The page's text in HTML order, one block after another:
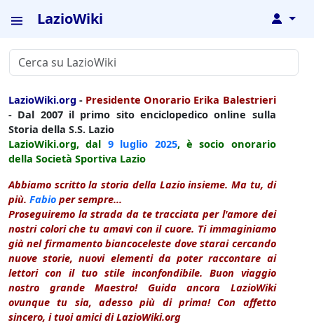
LazioWiki ↓
LazioWiki.org - Presidente Onorario Erika Balestrieri
- Dal 2007 il primo sito enciclopedico online sulla
Storia della S.S. Lazio
LazioWiki.org, dal 9 luglio 2025, è socio onorario
della Società Sportiva Lazio
Abbiamo scritto la storia della Lazio insieme. Ma tu, di
più. Fabio per sempre...
Proseguiremo la strada da te tracciata per l'amore dei
nostri colori che tu amavi con il cuore. Ti immaginiamo
già nel firmamento biancoceleste dove starai cercando
nuove storie, nuovi elementi da poter raccontare ai
lettori con il tuo stile inconfondibile. Buon viaggio
nostro grande Maestro! Guida ancora LazioWiki
ovunque tu sia, adesso più di prima! Con affetto
sincero, i tuoi amici di LazioWiki.org